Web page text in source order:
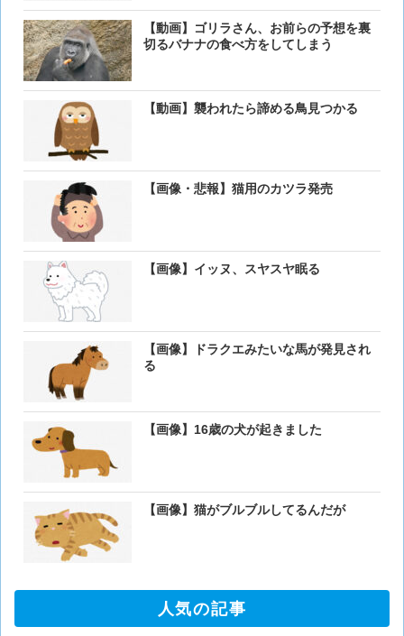
【動画】ゴリラさん、お前らの予想を裏
切るバナナの食べ方をしてしまう
【動画】襲われたら諦める鳥見つかる
【画像・悲報】猫用のカツラ発売
【画像】イッヌ、スヤスヤ眠る
【画像】ドラクエみたいな馬が発見され
る
【画像】16歳の犬が起きました
【画像】猫がブルブルしてるんだが
人気の記事